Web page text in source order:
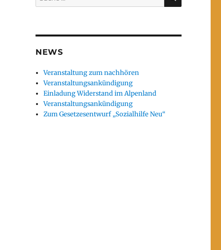
nach:
NEWS
Veranstaltung zum nachhören
Veranstaltungsankündigung
Einladung Widerstand im Alpenland
Veranstaltungsankündigung
Zum Gesetzesentwurf „Sozialhilfe Neu“